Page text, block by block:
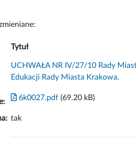
Tytuł
UCHWAŁA NR IV/27/10 Rady
Edukacji Rady Miasta Krakowa.
6k0027.pdf (69.20 kB)
tak